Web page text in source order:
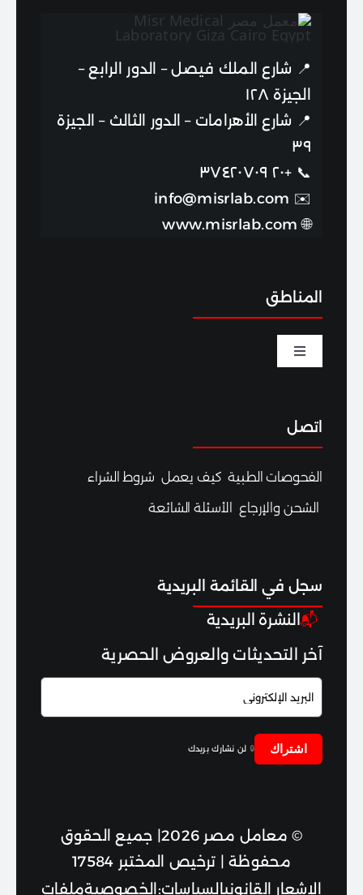
📍 شارع الملك فيصل – الدور الرابع –
الجيزة ١٢٨
📍 شارع الأهرامات – الدور الثالث – الجيزة
٣٩
📞 +٢٠ ٣٧٤٢٠٧٠٩
✉️
info@misrlab.com
🌐
www.misrlab.com
المناطق
Toggle
علم الوراثة والأورام
اتصل
الفحوصات الطبية كيف يعمل شروط الشراء
الشحن والإرجاع
الأسئلة الشائعة
سجل في القائمة البريدية
📬النشرة البريدية
آخر التحديثات والعروض الحصرية
اشتراك 🔒 لن نشارك بريدك
© معامل مصر 2026| جميع الحقوق
محفوظة | ترخيص المختبر 17584
الإشعار القانونيالسياسات: الخصوصيةملفات